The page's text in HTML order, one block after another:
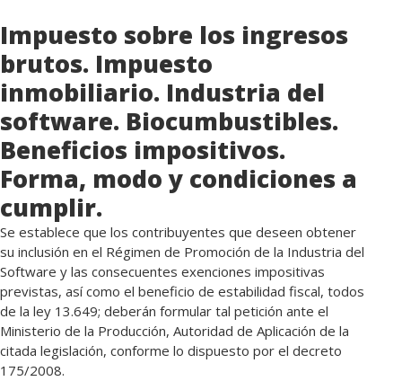
Impuesto sobre los ingresos
brutos. Impuesto
inmobiliario. Industria del
software. Biocumbustibles.
Beneficios impositivos.
Forma, modo y condiciones a
cumplir.
Se establece que los contribuyentes que deseen obtener
su inclusión en el Régimen de Promoción de la Industria del
Software y las consecuentes exenciones impositivas
previstas, así como el beneficio de estabilidad fiscal, todos
de la ley 13.649; deberán formular tal petición ante el
Ministerio de la Producción, Autoridad de Aplicación de la
citada legislación, conforme lo dispuesto por el decreto
175/2008.